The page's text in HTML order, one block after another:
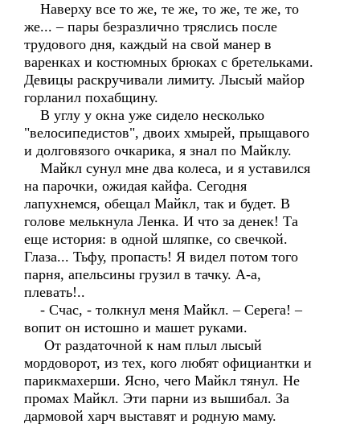
Наверху все то же, те же, то же, те же, то
же... – пары безразлично тряслись после
трудового дня, каждый на свой манер в
варенках и костюмных брюках с бретельками.
Девицы раскручивали лимиту. Лысый майор
горланил похабщину.
В углу у окна уже сидело несколько
"велосипедистов", двоих хмырей, прыщавого
и долговязого очкарика, я знал по Майклу.
Майкл сунул мне два колеса, и я уставился
на парочки, ожидая кайфа. Сегодня
лапухнемся, обещал Майкл, так и будет. В
голове мелькнула Ленка. И что за денек! Та
еще история: в одной шляпке, со свечкой.
Глаза... Тьфу, пропасть! Я видел потом того
парня, апельсины грузил в тачку. А-а,
плевать!..
- Счас, - толкнул меня Майкл. – Серега! –
вопит он истошно и машет руками.
От раздаточной к нам плыл лысый
мордоворот, из тех, кого любят официантки и
парикмахерши. Ясно, чего Майкл тянул. Не
промах Майкл. Эти парни из вышибал. За
дармовой харч выставят и родную маму.